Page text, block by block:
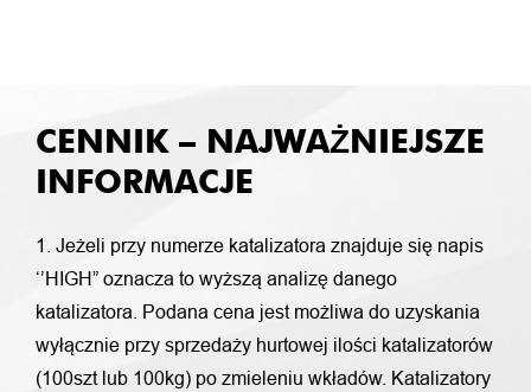
CENNIK – NAJWAŻNIEJSZE
INFORMACJE
1. Jeżeli przy numerze katalizatora znajduje się napis
‘’HIGH” oznacza to wyższą analizę danego
katalizatora. Podana cena jest możliwa do uzyskania
wyłącznie przy sprzedaży hurtowej ilości katalizatorów
(100szt lub 100kg) po zmieleniu wkładów. Katalizatory